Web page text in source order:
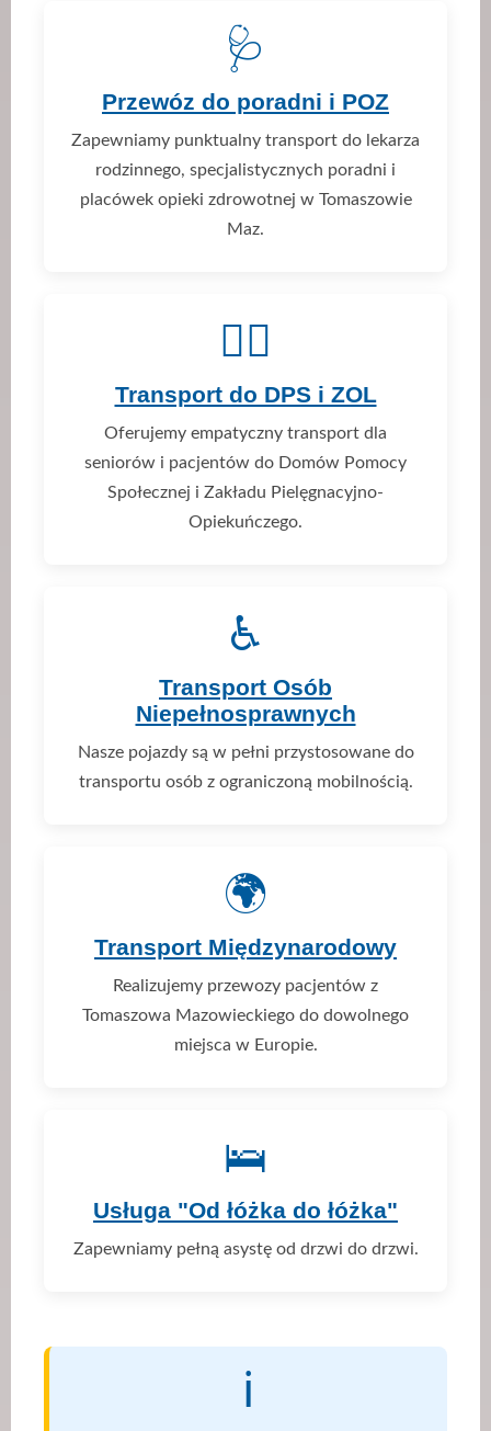
🩺
Przewóz do poradni i POZ
Zapewniamy punktualny transport do lekarza
rodzinnego, specjalistycznych poradni i
placówek opieki zdrowotnej w Tomaszowie
Maz.
👨‍⚕️
Transport do DPS i ZOL
Oferujemy empatyczny transport dla
seniorów i pacjentów do Domów Pomocy
Społecznej i Zakładu Pielęgnacyjno-
Opiekuńczego.
♿
Transport Osób
Niepełnosprawnych
Nasze pojazdy są w pełni przystosowane do
transportu osób z ograniczoną mobilnością.
🌍
Transport Międzynarodowy
Realizujemy przewozy pacjentów z
Tomaszowa Mazowieckiego do dowolnego
miejsca w Europie.
🛌
Usługa "Od łóżka do łóżka"
Zapewniamy pełną asystę od drzwi do drzwi.
ℹ️